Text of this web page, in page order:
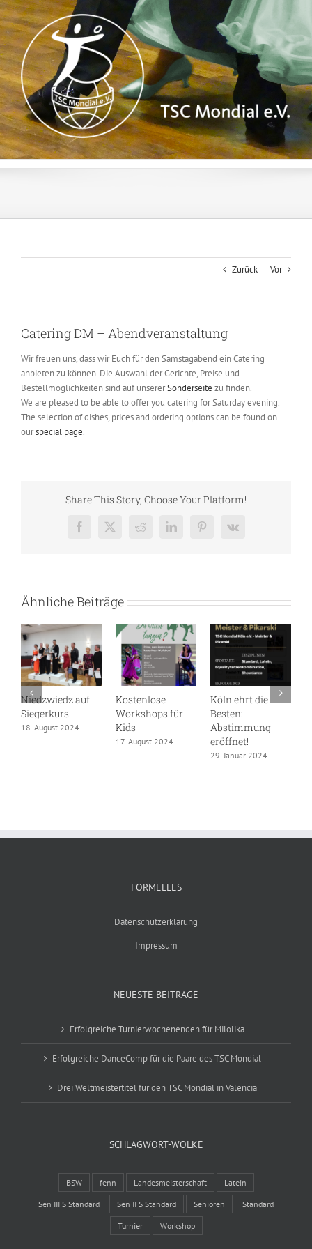
Zum
Inhalt
springen
Zurück Vor
Catering DM – Abendveranstaltung
Wir freuen uns, dass wir Euch für den Samstagabend ein Catering
anbieten zu können. Die Auswahl der Gerichte, Preise und
Bestellmöglichkeiten sind auf unsererSonderseite zu finden.
We are pleased to be able to offer you catering for Saturday evening.
The selection of dishes, prices and ordering options can be found on
ourspecial page.
Share This Story, Choose Your Platform!
Facebook
X RedditLinkedInPinterest
Vk
Ähnliche Beiträge
Niedzwiedz auf
Siegerkurs
18. August 2024
Kostenlose
Workshops für
Kids
17. August 2024
Köln ehrt die
Besten:
Abstimmung
eröffnet!
29. Januar 2024
FORMELLES
Datenschutzerklärung
Impressum
NEUESTE BEITRÄGE
Erfolgreiche Turnierwochenenden für Milolika
Erfolgreiche DanceComp für die Paare des TSC Mondial
Drei Weltmeistertitel für den TSC Mondial in Valencia
SCHLAGWORT-WOLKE
BSW fenn Landesmeisterschaft Latein
Sen III S Standard Sen II S Standard Senioren Standard
Turnier Workshop